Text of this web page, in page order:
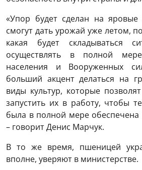
«Упор будет сделан на яровые
смогут дать урожай уже летом,
какая будет складываться
осуществлять в полной
населения и Вооруженных
больший акцент делаться на
виды культур, которые
запустить их в работу, чтобы
была в полной мере обеспечена
– говорит Денис Марчук.
В то же время, пшеницей
вполне, уверяют в министерстве.